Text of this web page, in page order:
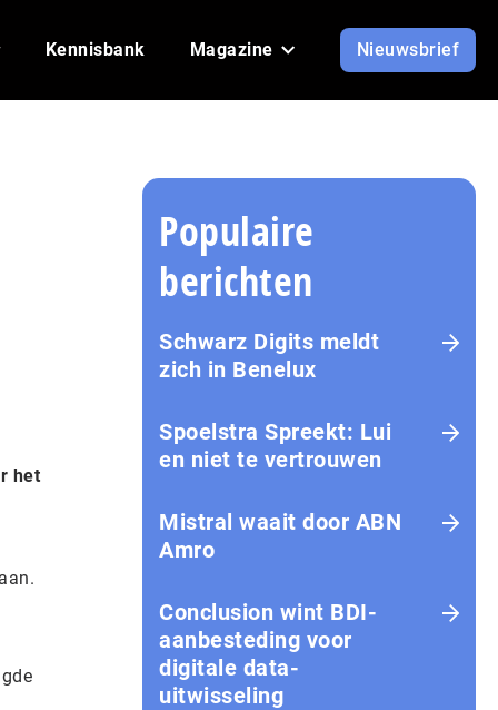
Kennisbank Magazine Nieuwsbrief
het
Populaire
berichten
Schwarz Digits meldt
zich in Benelux
Spoelstra Spreekt: Lui
en niet te vertrouwen
Mistral waait door ABN
Amro
Conclusion wint BDI-
aanbesteding voor
digitale data-
uitwisseling